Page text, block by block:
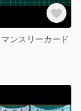
ンスリーカード